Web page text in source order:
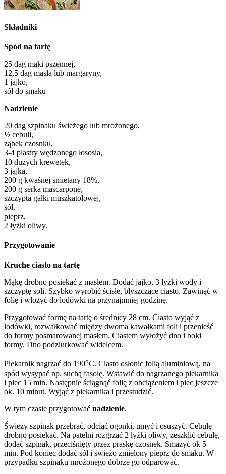
Składniki
Spód na tartę
25 dag mąki pszennej,
12,5 dag masła lub margaryny,
1 jajko,
sól do smaku
Nadzienie
20 dag szpinaku świeżego lub mrożonego,
½ cebuli,
ząbek czosnku,
3-4 plastry wędzonego łososia,
10 dużych krewetek,
3 jajka,
200 g kwaśnej śmietany 18%,
200 g serka mascarpone,
szczypta gałki muszkatołowej,
sól,
pieprz,
2 łyżki oliwy.
Przygotowanie
Kruche ciasto na tartę
Mąkę drobno posiekać z masłem. Dodać jajko, 3 łyżki wody i
szczyptę soli. Szybko wyrobić ścisłe, błyszczące ciasto. Zawinąć w
folię i włożyć do lodówki na przynajmniej godzinę.
Przygotować formę na tartę o średnicy 28 cm. Ciasto wyjąć z
lodówki, rozwałkować między dwoma kawałkami foli i przenieść
do formy posmarowanej masłem. Ciastem wyłożyć dno i boki
formy. Dno podziurkować widelcem.
Piekarnik nagrzać do 190oC. Ciasto osłonic folią aluminiową, na
spód wysypać np. suchą fasolę. Wstawić do nagrzanego piekarnika
i piec 15 min. Następnie ściągnąć folię z obciążeniem i piec jeszcze
ok. 10 minut. Wyjąć z piekarnika i przestudzić.
W tym czasie przygotować nadzienie.
Świeży szpinak przebrać, odciąć ogonki, umyć i osuszyć. Cebulę
drobno posiekać. Na patelni rozgrzać 2 łyżki oliwy, zeszklić cebulę,
dodać szpinak, przeciśnięty przez praskę czosnek. Smażyć ok 5
min. Pod koniec dodać sól i świeżo zmielony pieprz do smaku. W
przypadku szpinaku mrożonego dobrze go odparować.